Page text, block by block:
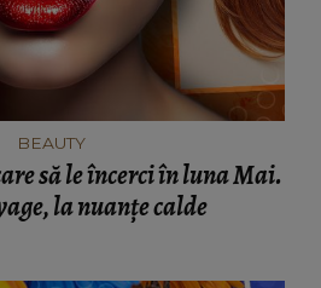
BEAUTY
să le încerci în luna Mai.
la nuanțe calde